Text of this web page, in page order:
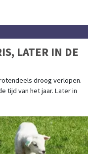
LATER IN DE
droog verlopen.
tijd van het jaar. Later in